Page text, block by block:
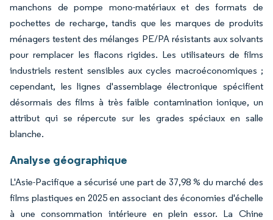
manchons de pompe mono-matériaux et des formats de
pochettes de recharge, tandis que les marques de produits
ménagers testent des mélanges PE/PA résistants aux solvants
pour remplacer les flacons rigides. Les utilisateurs de films
industriels restent sensibles aux cycles macroéconomiques ;
cependant, les lignes d'assemblage électronique spécifient
désormais des films à très faible contamination ionique, un
attribut qui se répercute sur les grades spéciaux en salle
blanche.
Analyse géographique
L'Asie-Pacifique a sécurisé une part de 37,98 % du marché des
films plastiques en 2025 en associant des économies d'échelle
à une consommation intérieure en plein essor. La Chine